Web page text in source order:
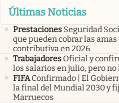
Últimas Noticias
Prestaciones Seguridad
que pueden cobrar las
contributiva en 2026
Trabajadores Oficial y
los salarios en julio, pero
FIFA Confirmado | El
la final del Mundial 2030 y
Marruecos